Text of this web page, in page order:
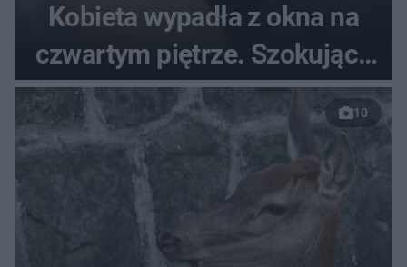
Kobieta wypadła z okna na
czwartym piętrze. Szokujące
nagranie trafiło do sieci
10